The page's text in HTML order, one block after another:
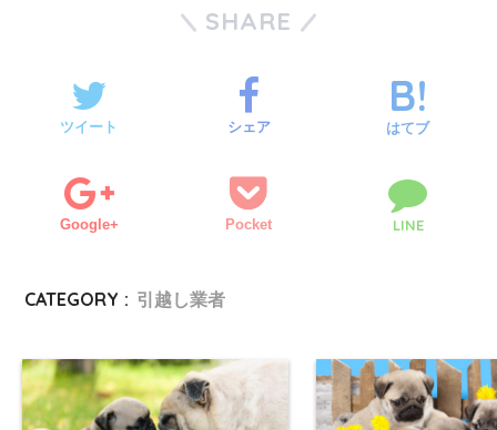
SHARE
ツイート シェア はてブ
Google+ Pocket LINE
CATEGORY : 引越し業者